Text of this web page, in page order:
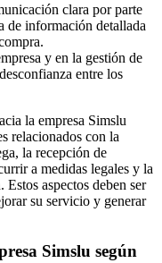
clara por parte
de información detallada
y en la gestión de
entre los
la empresa Simslu
relacionados con la
la recepción de
a medidas legales y la
aspectos deben ser
su servicio y generar
Simslu según